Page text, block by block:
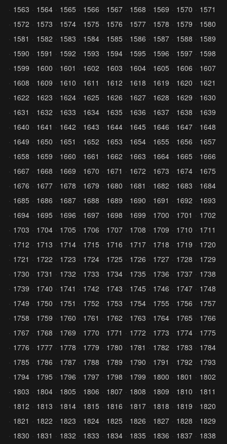
1563
1564 1565 1566 1567 1568 1569 1570
1571
1572
1573 1574 1575 1576 1577 1578 1579
1580
1581
1582 1583 1584 1585 1586 1587 1588
1589
1590
1591 1592 1593 1594 1595 1596 1597
1598
1599
1600 1601 1602 1603 1604 1605 1606
1607
1608
1609 1610 1611 1612 1618 1619 1620
1621
1622
1623 1624 1625 1626 1627 1628 1629
1630
1631
1632 1633 1634 1635 1636 1637 1638
1639
1640
1641 1642 1643 1644 1645 1646 1647
1648
1649
1650 1651 1652 1653 1654 1655 1656
1657
1658
1659 1660 1661 1662 1663 1664 1665
1666
1667
1668 1669 1670 1671 1672 1673 1674
1675
1676
1677 1678 1679 1680 1681 1682 1683
1684
1685
1686 1687 1688 1689 1690 1691 1692
1693
1694
1695 1696 1697 1698 1699 1700 1701
1702
1703
1704 1705 1706 1707 1708 1709 1710
1711
1712
1713 1714 1715 1716 1717 1718 1719
1720
1721
1722 1723 1724 1725 1726 1727 1728
1729
1730
1731 1732 1733 1734 1735 1736 1737
1738
1739
1740 1741 1742 1743 1745 1746 1747
1748
1749
1750 1751 1752 1753 1754 1755 1756
1757
1758
1759 1760 1761 1762 1763 1764 1765
1766
1767
1768 1769 1770 1771 1772 1773 1774
1775
1776
1777 1778 1779 1780 1781 1782 1783
1784
1785
1786 1787 1788 1789 1790 1791 1792
1793
1794
1795 1796 1797 1798 1799 1800 1801
1802
1803
1804 1805 1806 1807 1808 1809 1810
1811
1812
1813 1814 1815 1816 1817 1818 1819
1820
1821
1822 1823 1824 1825 1826 1827 1828
1829
1830
1831 1832 1833 1834 1835 1836 1837
1838